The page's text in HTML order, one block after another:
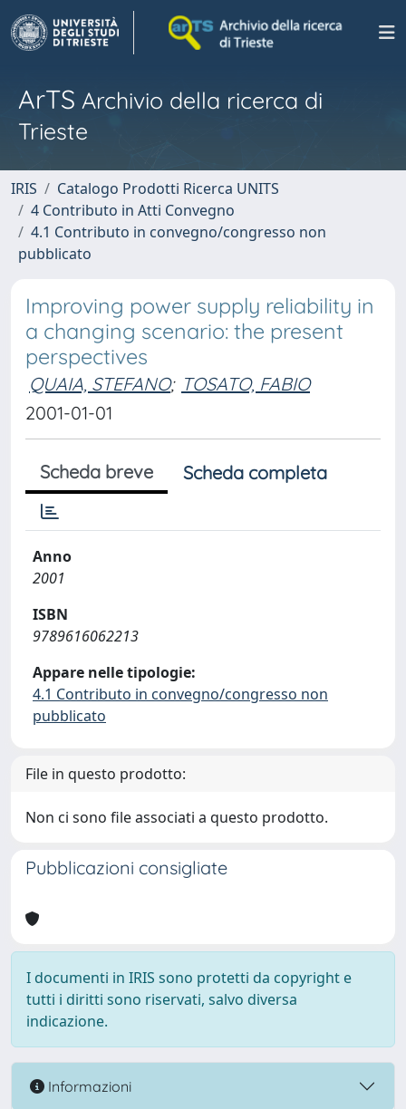
ArTS Archivio della ricerca di
Trieste
IRIS
Catalogo Prodotti Ricerca UNITS
4 Contributo in Atti Convegno
4.1 Contributo in convegno/congresso non
pubblicato
Improving power supply reliability in
a changing scenario: the present
perspectives
QUAIA, STEFANO; TOSATO, FABIO
2001-01-01
Scheda breve Scheda completa
Anno
2001
ISBN
9789616062213
Appare nelle tipologie:
4.1 Contributo in convegno/congresso non
pubblicato
File in questo prodotto:
Non ci sono file associati a questo prodotto.
Pubblicazioni consigliate
I documenti in IRIS sono protetti da copyright e
tutti i diritti sono riservati, salvo diversa
indicazione.
Informazioni